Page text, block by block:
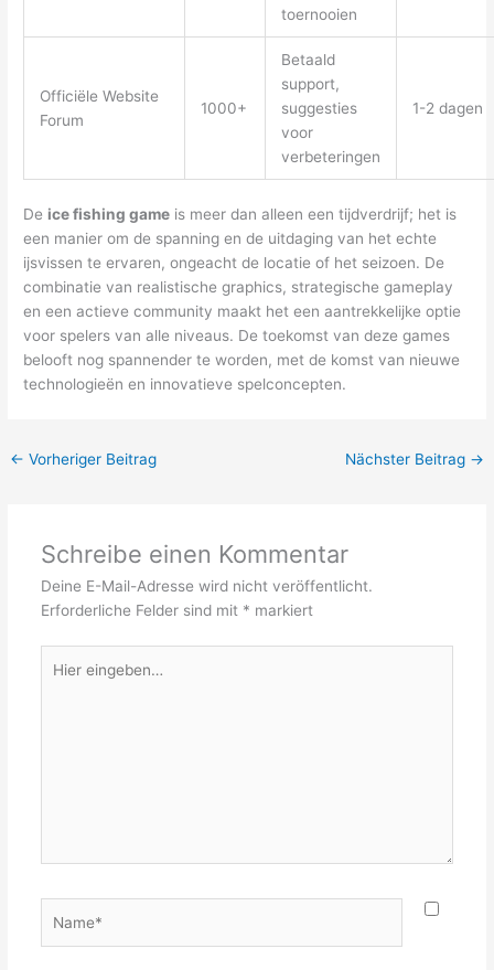
toernooien
Officiële Website
Forum
1000+
Betaald
support,
suggesties
voor
verbeteringen
1-2 dagen
De ice fishing game is meer dan alleen een tijdverdrijf; het is
een manier om de spanning en de uitdaging van het echte
ijsvissen te ervaren, ongeacht de locatie of het seizoen. De
combinatie van realistische graphics, strategische gameplay
en een actieve community maakt het een aantrekkelijke optie
voor spelers van alle niveaus. De toekomst van deze games
belooft nog spannender te worden, met de komst van nieuwe
technologieën en innovatieve spelconcepten.
← Vorheriger Beitrag Nächster Beitrag →
Schreibe einen Kommentar
Deine E-Mail-Adresse wird nicht veröffentlicht.
Erforderliche Felder sind mit * markiert
eingeben…